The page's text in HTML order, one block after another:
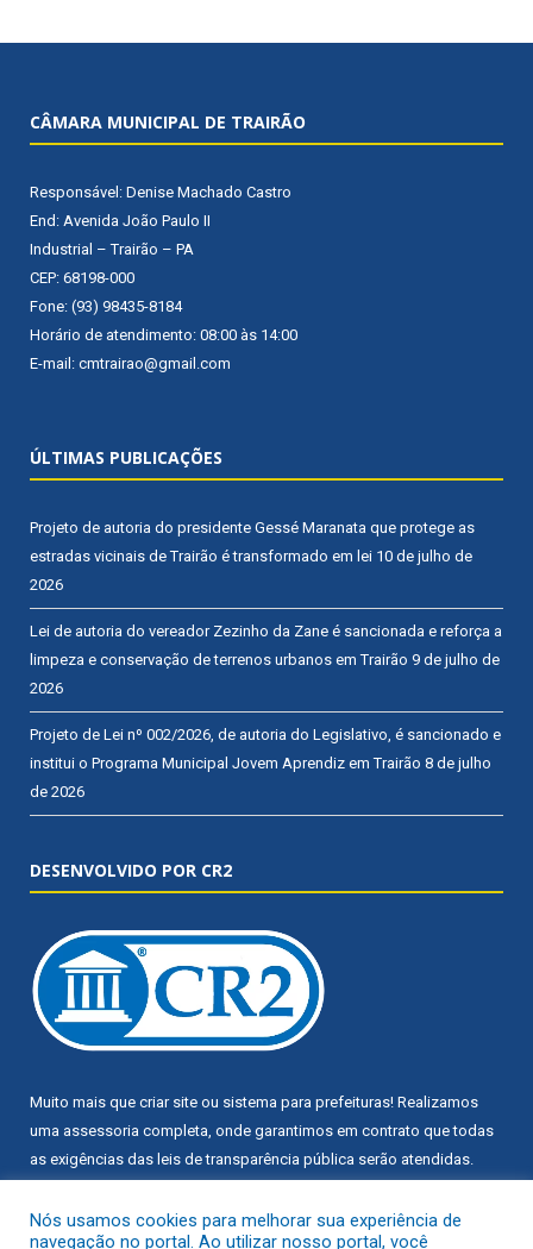
CÂMARA MUNICIPAL DE TRAIRÃO
Responsável: Denise Machado Castro
End: Avenida João Paulo II
Industrial – Trairão – PA
CEP: 68198-000
Fone: (93) 98435-8184
Horário de atendimento: 08:00 às 14:00
E-mail: cmtrairao@gmail.com
ÚLTIMAS PUBLICAÇÕES
Projeto de autoria do presidente Gessé Maranata que protege as
estradas vicinais de Trairão é transformado em lei 10 de julho de
2026
Lei de autoria do vereador Zezinho da Zane é sancionada e reforça a
limpeza e conservação de terrenos urbanos em Trairão 9 de julho de
2026
Projeto de Lei nº 002/2026, de autoria do Legislativo, é sancionado e
institui o Programa Municipal Jovem Aprendiz em Trairão 8 de julho
de 2026
DESENVOLVIDO POR CR2
Muito mais que criar site ou sistema para prefeituras! Realizamos
uma assessoria completa, onde garantimos em contrato que todas
as exigências das leis de transparência pública serão atendidas.
Conheça oPNTPe oRadar da Transparência Pública
Nós usamos cookies para melhorar sua experiência de
navegação no portal. Ao utilizar nosso portal, você